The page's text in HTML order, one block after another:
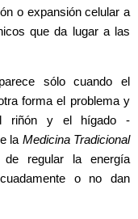
o expansión celular a
que da lugar a las
sólo cuando el
forma el problema y
riñón y el hígado -
la Medicina Tradicional
de regular la energía
o no dan